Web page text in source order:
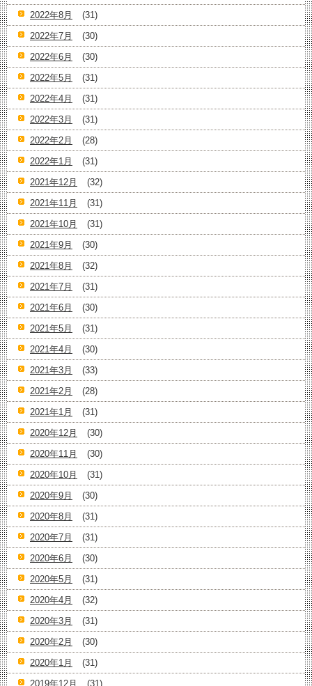
2022年8月
(31)
2022年7月
(30)
2022年6月
(30)
2022年5月
(31)
2022年4月
(31)
2022年3月
(31)
2022年2月
(28)
2022年1月
(31)
2021年12月
(32)
2021年11月
(31)
2021年10月
(31)
2021年9月
(30)
2021年8月
(32)
2021年7月
(31)
2021年6月
(30)
2021年5月
(31)
2021年4月
(30)
2021年3月
(33)
2021年2月
(28)
2021年1月
(31)
2020年12月
(30)
2020年11月
(30)
2020年10月
(31)
2020年9月
(30)
2020年8月
(31)
2020年7月
(31)
2020年6月
(30)
2020年5月
(31)
2020年4月
(32)
2020年3月
(31)
2020年2月
(30)
2020年1月
(31)
2019年12月
(31)